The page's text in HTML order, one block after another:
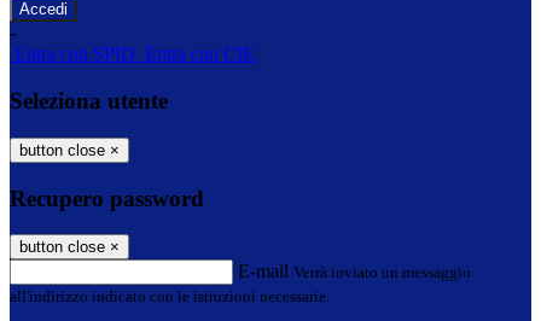
-
Entra con SPID Entra con CIE
Seleziona utente
button close ×
Recupero password
button close ×
E-mail Verrà inviato un messaggio
all'indirizzo indicato con le istruzioni necessarie.